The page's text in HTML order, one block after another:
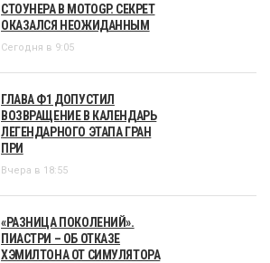
СТОУНЕРА В MOTOGP. СЕКРЕТ
ОКАЗАЛСЯ НЕОЖИДАННЫМ
Сегодня в 9:05
ГЛАВА Ф1 ДОПУСТИЛ
ВОЗВРАЩЕНИЕ В КАЛЕНДАРЬ
ЛЕГЕНДАРНОГО ЭТАПА ГРАН
ПРИ
Вчера в 18:55
«РАЗНИЦА ПОКОЛЕНИЙ».
ПИАСТРИ – ОБ ОТКАЗЕ
ХЭМИЛТОНА ОТ СИМУЛЯТОРА